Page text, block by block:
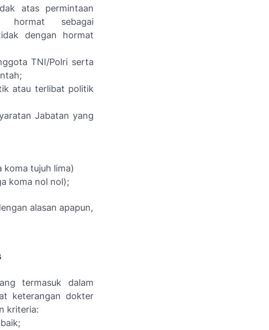
atas permintaan
hormat sebagai
dengan hormat
TNI/Polri serta
atau terlibat politik
Jabatan yang
koma tujuh lima)
koma nol nol);
alasan apapun,
termasuk dalam
keterangan dokter
kriteria: